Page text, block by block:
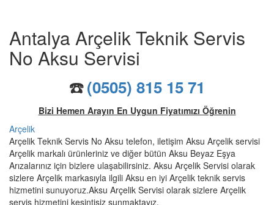
Antalya Arçelik Teknik Servis
No Aksu Servisi
☎️(0505) 815 15 71
Bizi Hemen Arayın En Uygun Fiyatımızı Öğrenin
Arçelik
Arçelik Teknik Servis No Aksu telefon, iletişim Aksu Arçelik servisi
Arçelik markalı ürünleriniz ve diğer bütün Aksu Beyaz Eşya
Arızalarınız için bizlere ulaşabilirsiniz. Aksu Arçelik Servisi olarak
sizlere Arçelik markasıyla ilgili Aksu en iyi Arçelik teknik servis
hizmetini sunuyoruz.Aksu Arçelik Servisi olarak sizlere Arçelik
servis hizmetini kesintisiz sunmaktayız.